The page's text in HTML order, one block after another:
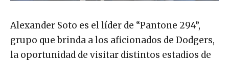
Alexander Soto es el líder de “Pantone 294”,
grupo que brinda a los aficionados de Dodgers,
la oportunidad de visitar distintos estadios de